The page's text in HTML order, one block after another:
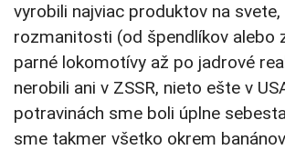
vyrobili najviac produktov na
rozmanitosti (od špendlíkov alebo
parné lokomotívy až po jadrové
nerobili ani v ZSSR, nieto ešte v
potravinách sme boli úplne
sme takmer všetko okrem